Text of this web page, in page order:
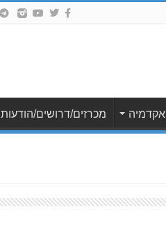
אקדמיה מכרזים/דרושים/הודעות